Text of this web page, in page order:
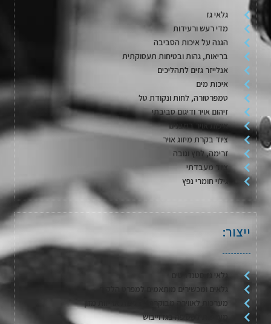
גלאי גז
מדי רעש ורעידות
הגנה על איכות הסביבה
בריאות, גהות ובטיחות תעסוקתית
אנלייזר גזים לתהליכים
איכות מים
טמפרטורה, לחות ונקודת טל
זיהום אויר ודיגום סביבתי
איכות אויר במבנים
ציוד בקרת מיזוג אויר
זרימה, לחץ וגובה
ציוד מעבדתי
גילוי חומרי נפץ
ייצור:
גלאי גז סטנדרטים
גלאים ומכשירים מותאמים למפרט הלקוח
מערכות לאווירה מבוקרת / דגימת אריזות מזון
מערכות לשטיפה בגז וייבוש